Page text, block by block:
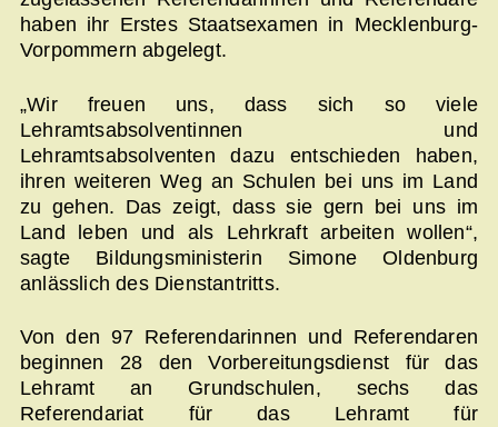
haben ihr Erstes Staatsexamen in Mecklenburg-
Vorpommern abgelegt.
„Wir freuen uns, dass sich so viele
Lehramtsabsolventinnen und
Lehramtsabsolventen dazu entschieden haben,
ihren weiteren Weg an Schulen bei uns im Land
zu gehen. Das zeigt, dass sie gern bei uns im
Land leben und als Lehrkraft arbeiten wollen“,
sagte Bildungsministerin Simone Oldenburg
anlässlich des Dienstantritts.
Von den 97 Referendarinnen und Referendaren
beginnen 28 den Vorbereitungsdienst für das
Lehramt an Grundschulen, sechs das
Referendariat für das Lehramt für